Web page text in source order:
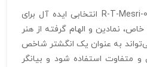
انگشتر تراش طرح مصری R-T-Mesri-06 انتخابی ایده‌ آل برای
نمادین و الهام‌ گرفته از هنر
به‌ عنوان یک انگشتر شاخص
متفاوت استفاده شود و بیانگر